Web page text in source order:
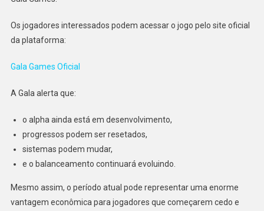
Os jogadores interessados podem acessar o jogo pelo site oficial
da plataforma:
Gala Games Oficial
A Gala alerta que:
o alpha ainda está em desenvolvimento,
progressos podem ser resetados,
sistemas podem mudar,
e o balanceamento continuará evoluindo.
Mesmo assim, o período atual pode representar uma enorme
vantagem econômica para jogadores que começarem cedo e